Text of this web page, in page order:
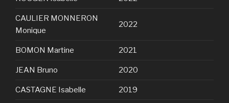
CAULIER MONNERON
Monique
2022
BOMON Martine 2021
JEAN Bruno 2020
CASTAGNE Isabelle 2019